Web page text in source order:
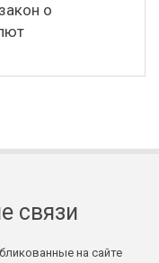
о
связи
на сайте